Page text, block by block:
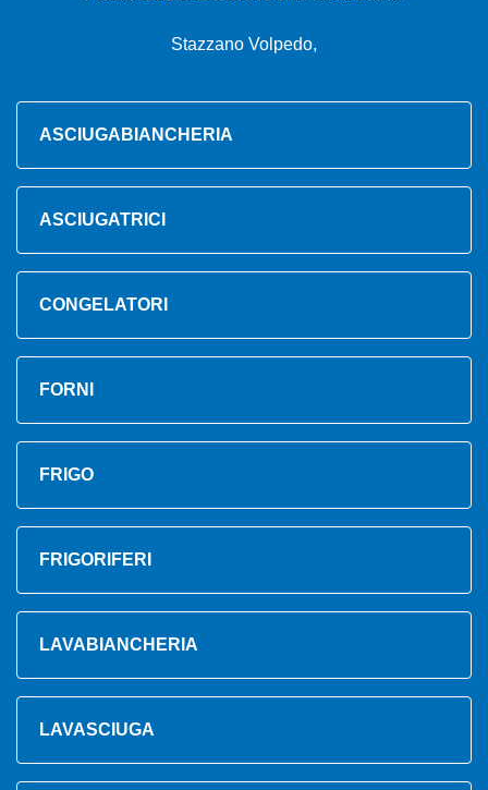
Stazzano Volpedo,
ASCIUGABIANCHERIA
ASCIUGATRICI
CONGELATORI
FORNI
FRIGO
FRIGORIFERI
LAVABIANCHERIA
LAVASCIUGA